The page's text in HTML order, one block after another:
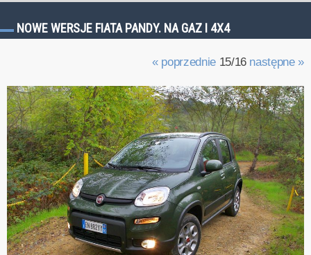
NOWE WERSJE FIATA PANDY. NA GAZ I 4X4
« poprzednie15/16 następne »